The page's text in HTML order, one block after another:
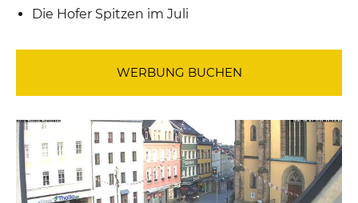
Die Hofer Spitzen im Juli
WERBUNG BUCHEN